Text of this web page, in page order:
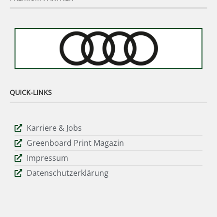
QUICK-LINKS
Karriere & Jobs
Greenboard Print Magazin
Impressum
Datenschutzerklärung